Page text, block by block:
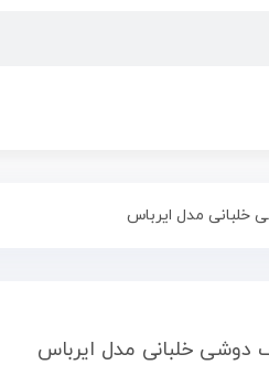
مدل ایرباس
دوشی خلبانی مدل ایرباس